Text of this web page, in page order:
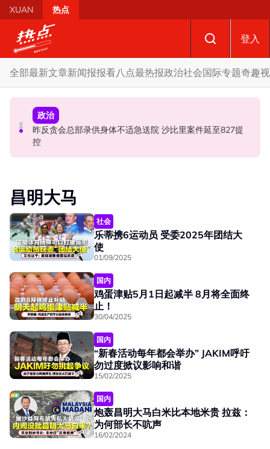
Skip to main content
XUAN 热点
登入
全部最新文章新闻报报看八点最热报政治社会国际专题奇趣
政治
马六甲6国席 国盟占3 国阵0 哈迪：按党实力与国阵谈甲议
席分配
政治
10议员正式组森州议会 马华、伊党、宏愿党各有一名代表
政治
昨反贪会总部录供身体不适急送院 沙比里案件延至827提
控
昌明大马
社会
乐蒂携6运动员 受委2025年团结大
使
01/09/2025
国内
鸡蛋津贴5月1日起减半 8月将全面终
止！
30/04/2025
国内
“新春活动每年都会举办” JAKIM呼吁
勿过度掀议影响和谐
15/02/2025
国内
炮轰昌明大马白米比本地米贵 拉兹：
为何部长不吭声
16/02/2024